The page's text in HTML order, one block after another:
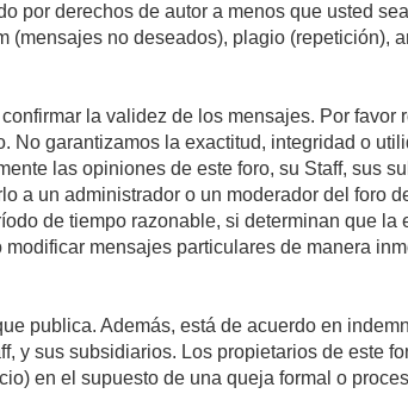
por derechos de autor a menos que usted
no deseados), plagio (repetición),
la validez de los mensajes. Por
garantizamos la exactitud, integridad o
las opiniones de este foro, su Staff, sus
un administrador o un moderador del foro
de tiempo razonable, si determinan que
mensajes particulares de manera
publica. Además, está de acuerdo en
y sus subsidiarios. Los propietarios de este
en el supuesto de una queja formal o